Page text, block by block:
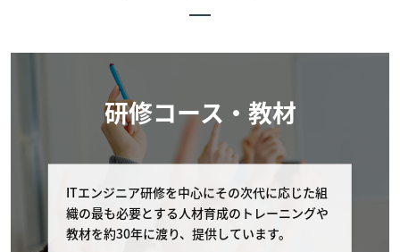
ん。次条により申し込みを取消した場合を除き、コースに
ません。
■第6条 (お客様によるキャンセル期限)
お客様が弊社に申し込んだコースの申し込みをキャンセル
する場合は 以下に定める通りとします。
弊社への連絡 コース開催初日の11営業日前まで
に、弊社の窓口（電話番号：03-6408-2488、受
付時間：弊社休業日及び土・日・祝日を除く 9:0
研修コース・教材
ITエンジニア研修を中心にその次代に応じた組
織の最も必要とする人材育成のトレーニングや
教材を約30年に渡り、提供しています。